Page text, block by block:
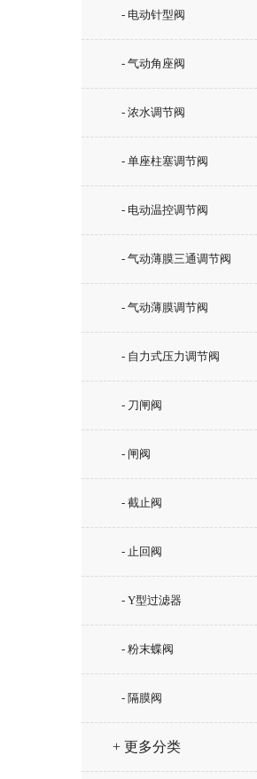
- 电动针型阀
- 气动角座阀
- 浓水调节阀
- 单座柱塞调节阀
- 电动温控调节阀
- 气动薄膜三通调节阀
- 气动薄膜调节阀
- 自力式压力调节阀
- 刀闸阀
- 闸阀
- 截止阀
- 止回阀
- Y型过滤器
- 粉末蝶阀
- 隔膜阀
+ 更多分类